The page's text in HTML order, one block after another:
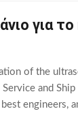
για το
of the
and
engineers,